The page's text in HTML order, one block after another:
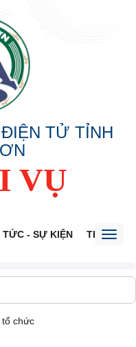
TỬ TỈNH
VỤ
TỨC - SỰ KIỆN THÔNG
chức